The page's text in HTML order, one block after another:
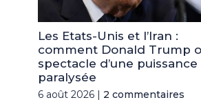
Les Etats-Unis et l’Iran :
comment Donald Trump
spectacle d’une puissance
paralysée
6 août 2026 | 2 commentaires